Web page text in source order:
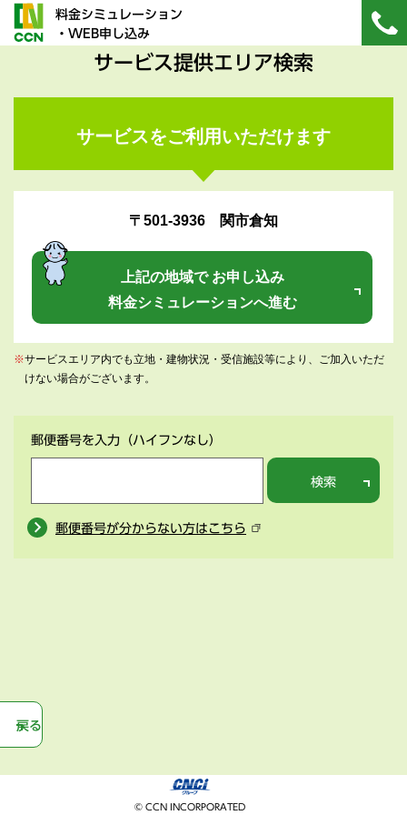
料金シミュレーション
・WEB申し込み
サービス提供エリア検索
サービスをご利用いただけます
〒501-3936 関市倉知
上記の地域で お申し込み
料金シミュレーションへ進む
※サービスエリア内でも立地・建物状況・受信施設等により、ご加入いただ
けない場合がございます。
郵便番号を入力 （ハイフンなし）
検索
郵便番号が分からない方はこちら
戻る
© CCN INCORPORATED